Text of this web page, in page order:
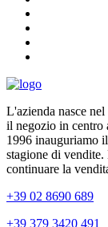
L'azienda nasce
il negozio in centro
1996 inauguriamo
stagione di
continuare la
+39 02 8690 689
+39 379 3420 491